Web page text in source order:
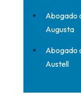
Abogado
Augusta
Abogado
Austell